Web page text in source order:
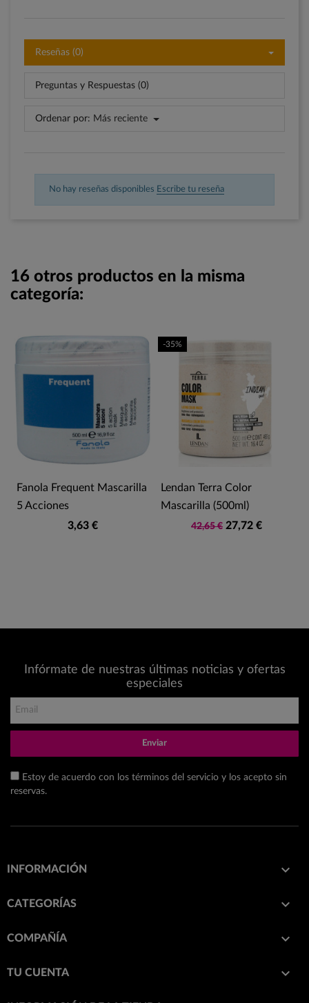
Reseñas (0)
Preguntas y Respuestas (0)
Ordenar por: Más reciente
No hay reseñas disponibles Escribe tu reseña
16 otros productos en la misma
categoría:
Fanola Frequent Mascarilla
5 Acciones
3,63 €
Lendan Terra Color
Mascarilla (500ml)
42,65 € 27,72 €
-35%
Infórmate de nuestras últimas noticias y ofertas
especiales
Enviar
Estoy de acuerdo con los términos del servicio y los acepto sin
reservas.
INFORMACIÓN 
CATEGORÍAS 
COMPAÑÍA 
TU CUENTA 